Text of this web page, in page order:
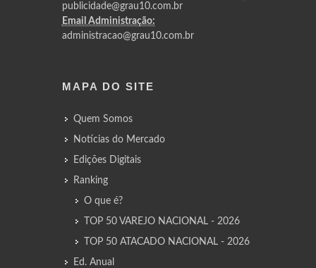
publicidade@grau10.com.br
Email Administração:
administracao@grau10.com.br
MAPA DO SITE
Quem Somos
Notícias do Mercado
Edições Digitais
Ranking
O que é?
TOP 50 VAREJO NACIONAL - 2026
TOP 50 ATACADO NACIONAL - 2026
Ed. Anual